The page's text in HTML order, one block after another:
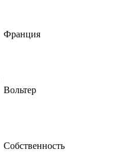
Франция
Вольтер
Собственность